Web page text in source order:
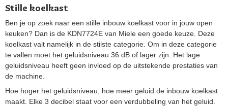
Stille koelkast
Ben je op zoek naar een stille inbouw koelkast voor in jouw open
keuken? Dan is de KDN7724E van Miele een goede keuze. Deze
koelkast valt namelijk in de stilste categorie. Om in deze categorie
te vallen moet het geluidsniveau 36 dB of lager zijn. Het lage
geluidsniveau heeft geen invloed op de uitstekende prestaties van
de machine.
Hoe hoger het geluidsniveau, hoe meer geluid de inbouw koelkast
maakt. Elke 3 decibel staat voor een verdubbeling van het geluid.